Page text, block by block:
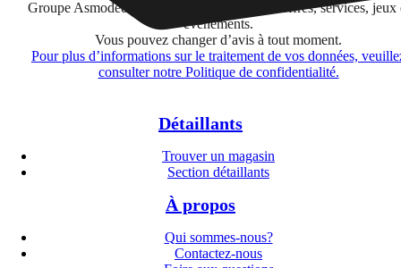
Groupe Asmodee listées
concernant leurs offres, services, jeux
événements.
Vous pouvez changer d’avis à tout moment.
Pour plus d’informations sur le traitement de vos données,
consulter notre Politique de confidentialité.
Détaillants
Trouver un magasin
Section détaillants
À propos
Qui sommes-nous?
Contactez-nous